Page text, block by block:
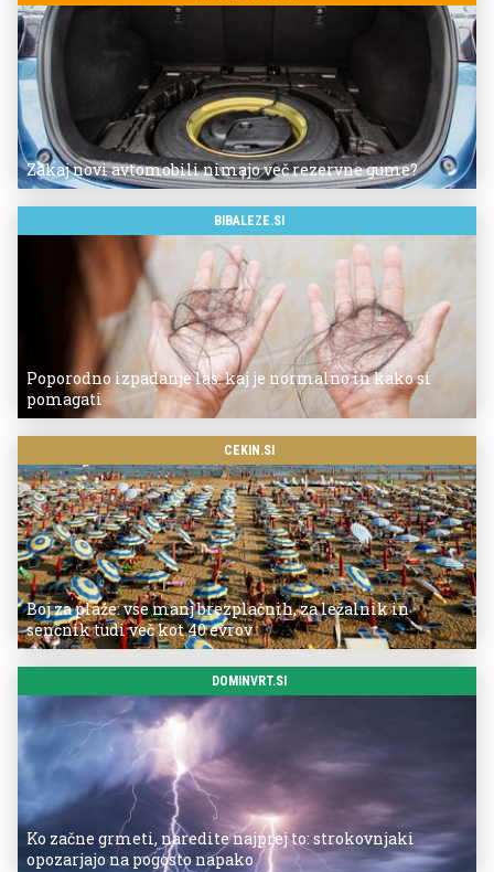
Zakaj novi avtomobili nimajo več rezervne gume?
BIBALEZE.SI
Poporodno izpadanje las: kaj je normalno in kako si
pomagati
CEKIN.SI
Boj za plaže: vse manj brezplačnih, za ležalnik in
senčnik tudi več kot 40 evrov
DOMINVRT.SI
Ko začne grmeti, naredite najprej to: strokovnjaki
opozarjajo na pogosto napako